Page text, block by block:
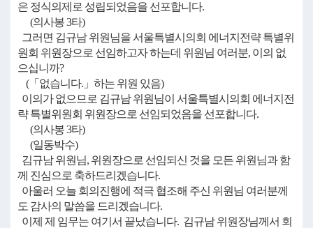
은 정식의제로 성립되었음을 선포합니다.
(의사봉 3타)
그러면 김규남 위원님을 서울특별시의회 에너지전략 특별위
원회 위원장으로 선임하고자 하는데 위원님 여러분, 이의 없
으십니까?
(「없습니다.」하는 위원 있음)
이의가 없으므로 김규남 위원님이 서울특별시의회 에너지전
략 특별위원회 위원장으로 선임되었음을 선포합니다.
(의사봉 3타)
(일동박수)
김규남 위원님, 위원장으로 선임되신 것을 모든 위원님과 함
께 진심으로 축하드리겠습니다.
아울러 오늘 회의진행에 적극 협조해 주신 위원님 여러분께
도 감사의 말씀을 드리겠습니다.
이제 제 임무는 여기서 끝났습니다. 김규남 위원장님께서 회